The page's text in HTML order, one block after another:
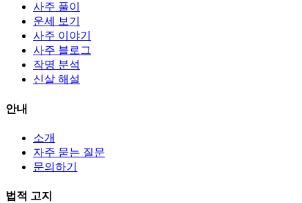
사주 풀이
운세 보기
사주 이야기
사주 블로그
작명 분석
신살 해설
안내
소개
자주 묻는 질문
문의하기
법적 고지